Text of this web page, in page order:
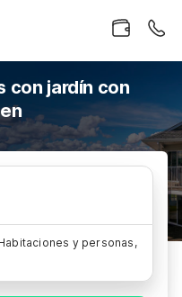
con jardín con
y personas,